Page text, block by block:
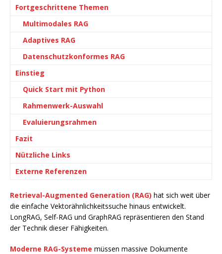
Fortgeschrittene Themen
Multimodales RAG
Adaptives RAG
Datenschutzkonformes RAG
Einstieg
Quick Start mit Python
Rahmenwerk-Auswahl
Evaluierungsrahmen
Fazit
Nützliche Links
Externe Referenzen
Retrieval-Augmented Generation (RAG) hat sich weit über
die einfache Vektorähnlichkeitssuche hinaus entwickelt.
LongRAG, Self-RAG und GraphRAG repräsentieren den Stand
der Technik dieser Fähigkeiten.
Moderne RAG-Systeme müssen massive Dokumente